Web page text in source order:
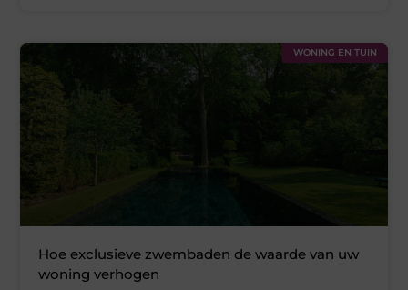
WONING EN TUIN
Hoe exclusieve zwembaden de waarde van uw
woning verhogen